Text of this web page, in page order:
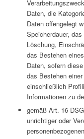
Daten, die
Daten offengelegt
Speicherdauer,
Löschung,
das Bestehen
Daten, sofern
das Bestehen
einschließlich
Informationen zu
gemäß Art. 16
unrichtiger oder